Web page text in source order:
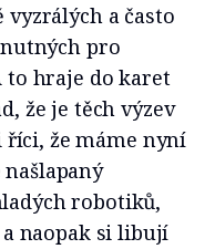
vyzrálých a často
pro
to hraje do karet
že je těch výzev
že máme nyní
robotiků,
naopak si libují